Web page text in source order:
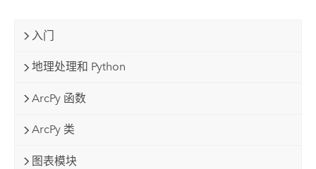
入门
地理处理和 Python
ArcPy 函数
ArcPy 类
图表模块